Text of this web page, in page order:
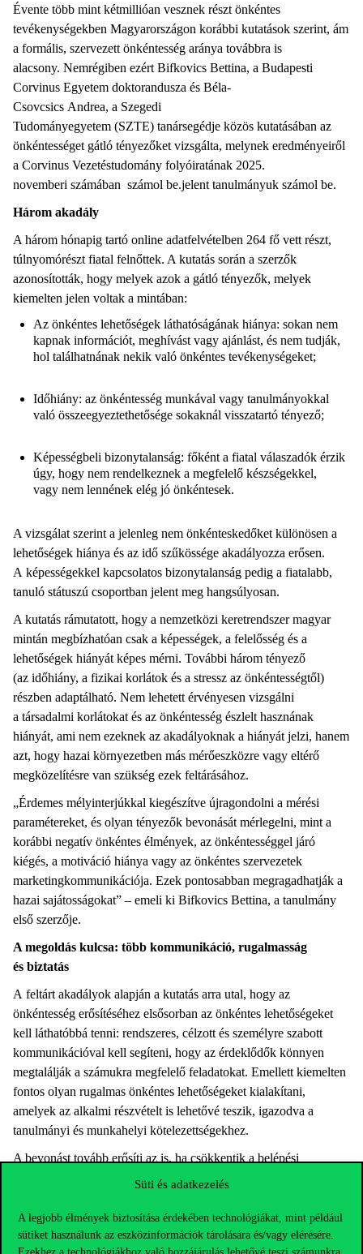
Süti és adatkezelés
A legjobb élmények biztosítása érdekében technológiákat, mint például
sütiket használunk az eszközinformációk tárolására és/vagy elérésére.
Évente több mint kétmillióan vesznek részt önkéntes
tevékenységekben Magyarországon korábbi kutatások szerint, ám
a formális, szervezett önkéntesség aránya továbbra is
alacsony. Nemrégiben ezért Bifkovics Bettina, a Budapesti
Corvinus Egyetem doktorandusza és Béla-
Csovcsics Andrea, a Szegedi
Tudományegyetem (SZTE) tanársegédje közös kutatásában az
önkéntességet gátló tényezőket vizsgálta, melynek eredményeiről
a Corvinus Vezetéstudomány folyóiratának 2025.
novemberi számában számol be.jelent tanulmányuk számol be.
Három akadály
A három hónapig tartó online adatfelvételben 264 fő vett részt,
túlnyomórészt fiatal felnőttek. A kutatás során a szerzők
azonosították, hogy melyek azok a gátló tényezők, melyek
kiemelten jelen voltak a mintában:
Az önkéntes lehetőségek láthatóságának hiánya: sokan nem
kapnak információt, meghívást vagy ajánlást, és nem tudják,
hol találhatnának nekik való önkéntes tevékenységeket;
Időhiány: az önkéntesség munkával vagy tanulmányokkal
való összeegyeztethetősége sokaknál visszatartó tényező;
Képességbeli bizonytalanság: főként a fiatal válaszadók érzik
úgy, hogy nem rendelkeznek a megfelelő készségekkel,
vagy nem lennének elég jó önkéntesek.
A vizsgálat szerint a jelenleg nem önkénteskedőket különösen a
lehetőségek hiánya és az idő szűkössége akadályozza erősen.
A képességekkel kapcsolatos bizonytalanság pedig a fiatalabb,
tanuló státuszú csoportban jelent meg hangsúlyosan.
A kutatás rámutatott, hogy a nemzetközi keretrendszer magyar
mintán megbízhatóan csak a képességek, a felelősség és a
lehetőségek hiányát képes mérni. További három tényező
(az időhiány, a fizikai korlátok és a stressz az önkéntességtől)
részben adaptálható. Nem lehetett érvényesen vizsgálni
a társadalmi korlátokat és az önkéntesség észlelt hasznának
hiányát, ami nem ezeknek az akadályoknak a hiányát jelzi, hanem
azt, hogy hazai környezetben más mérőeszközre vagy eltérő
megközelítésre van szükség ezek feltárásához.
„Érdemes mélyinterjúkkal kiegészítve újragondolni a mérési
paramétereket, és olyan tényezők bevonását mérlegelni, mint a
korábbi negatív önkéntes élmények, az önkéntességgel járó
kiégés, a motiváció hiánya vagy az önkéntes szervezetek
marketingkommunikációja. Ezek pontosabban megragadhatják a
hazai sajátosságokat” – emeli ki Bifkovics Bettina, a tanulmány
első szerzője.
A megoldás kulcsa: több kommunikáció, rugalmasság
és biztatás
A feltárt akadályok alapján a kutatás arra utal, hogy az
önkéntesség erősítéséhez elsősorban az önkéntes lehetőségeket
kell láthatóbbá tenni: rendszeres, célzott és személyre szabott
kommunikációval kell segíteni, hogy az érdeklődők könnyen
megtalálják a számukra megfelelő feladatokat. Emellett kiemelten
fontos olyan rugalmas önkéntes lehetőségeket kialakítani,
amelyek az alkalmi részvételt is lehetővé teszik, igazodva a
tanulmányi és munkahelyi kötelezettségekhez.
A bevonást tovább erősíti az is, ha csökkentik a belépési
korlátokat, például világos feladatleírásokkal, támogató szervezeti
támogatással.